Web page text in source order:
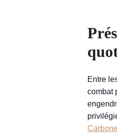
Entre
combat